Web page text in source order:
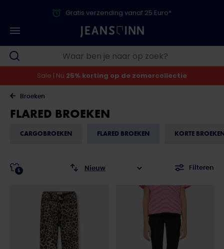
Gratis verzending vanaf 25 Euro*
Sale | Nu 25% korting op de zomercollectie
Broeken
FLARED BROEKEN
CARGOBROEKEN FLARED BROEKEN KORTE
Filteren
5